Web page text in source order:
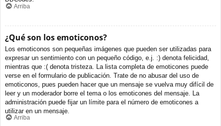
Arriba
¿Qué son los emoticonos?
Los emoticonos son pequeñas imágenes que pueden ser utilizadas para
expresar un sentimiento con un pequeño código, e.j. :) denota felicidad,
mientras que :( denota tristeza. La lista completa de emoticones puede
verse en el formulario de publicación. Trate de no abusar del uso de
emoticonos, pues pueden hacer que un mensaje se vuelva muy difícil de
leer y un moderador borre el tema o los emoticones del mensaje. La
administración puede fijar un límite para el número de emoticones a
utilizar en un mensaje.
Arriba